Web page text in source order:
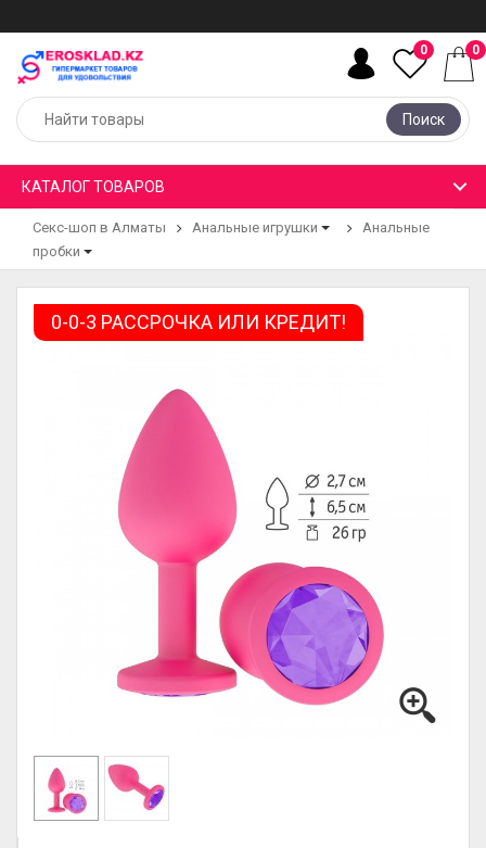
Поиск
0 0
КАТАЛОГ ТОВАРОВ
Секс-шоп в Алматы Анальные игрушки
Анальные
пробки
0-0-3 РАССРОЧКА ИЛИ КРЕДИТ!